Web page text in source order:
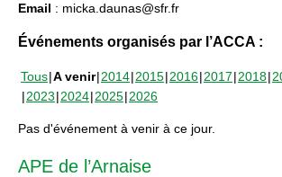
Email : micka.daunas@sfr.fr
Événements organisés par l’ACCA :
Tous A venir 2014 2015 2016 2017 2018
2023 2024 2025 2026
Pas d'événement à venir à ce jour.
APE de l’Arnaise